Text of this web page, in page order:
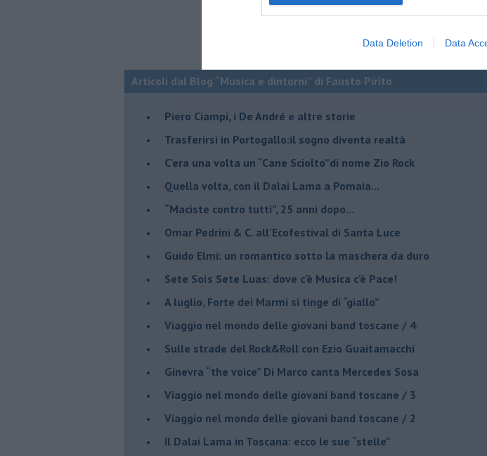
Data Deletion Data
Articoli dal Blog “Musica e dintorni” di Fausto Pirìto
​Piero Ciampi, i De André e altre storie
​Trasferirsi in Portogallo:il sogno diventa realtà
​C'era una volta un “Cane Sciolto”di nome Zio Rock
Quella volta, con il Dalai Lama a Pomaia...
​“Maciste contro tutti”, 25 anni dopo...
​Omar Pedrini & C. all'Ecofestival di Santa Luce
Guido Elmi: un romantico sotto la maschera da duro
Sete Soís Sete Luas: dove c'è Musica c'è Pace!
​A luglio, Forte dei Marmi si tinge di “giallo”
Viaggio nel mondo delle giovani band toscane / 4
Sulle strade del Rock&Roll con Ezio Guaitamacchi
​Ginevra “the voice” Di Marco canta Mercedes Sosa
Viaggio nel mondo delle giovani band toscane / 3
​Viaggio nel mondo delle giovani band toscane / 2
Il Dalai Lama in Toscana: ecco le sue “stelle”